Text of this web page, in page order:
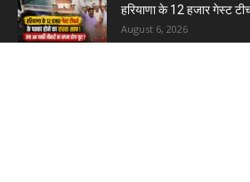
हरियाणा के 12 हजार गेस्ट
August 6, 2026